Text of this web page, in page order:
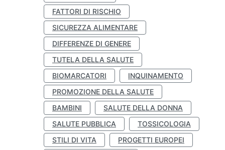
FATTORI DI RISCHIO
SICUREZZA ALIMENTARE
DIFFERENZE DI GENERE
TUTELA DELLA SALUTE
BIOMARCATORI
INQUINAMENTO
PROMOZIONE DELLA SALUTE
BAMBINI
SALUTE DELLA DONNA
SALUTE PUBBLICA
TOSSICOLOGIA
STILI DI VITA
PROGETTI EUROPEI